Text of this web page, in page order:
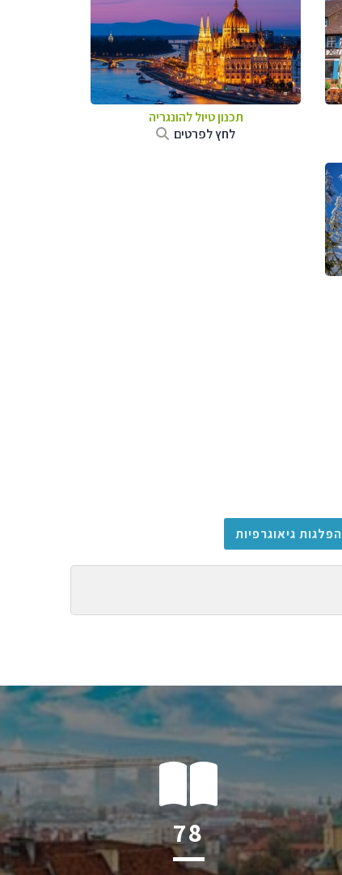
תכנון טיול להונגריה
לחץ לפרטים
הפלגות גיאוגרפיות
112